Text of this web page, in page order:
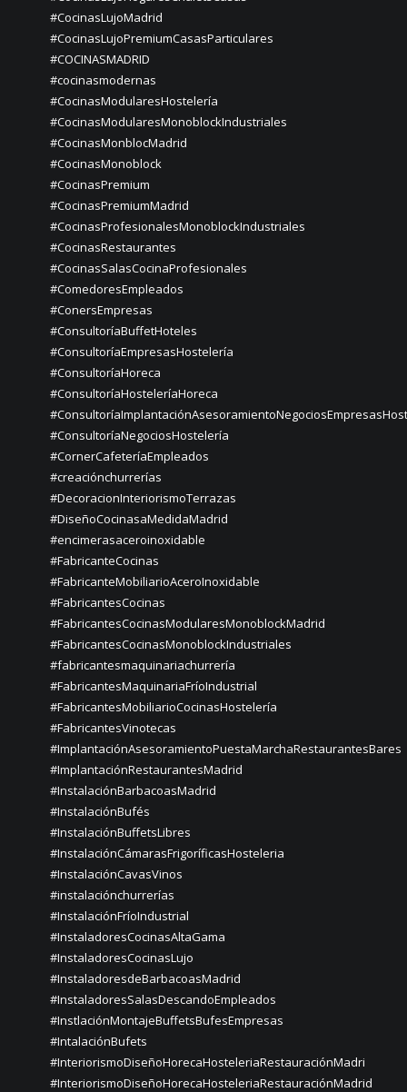
#CocinasLujoMadrid
#CocinasLujoPremiumCasasParticulares
#COCINASMADRID
#cocinasmodernas
#CocinasModularesHostelería
#CocinasModularesMonoblockIndustriales
#CocinasMonblocMadrid
#CocinasMonoblock
#CocinasPremium
#CocinasPremiumMadrid
#CocinasProfesionalesMonoblockIndustriales
#CocinasRestaurantes
#CocinasSalasCocinaProfesionales
#ComedoresEmpleados
#ConersEmpresas
#ConsultoríaBuffetHoteles
#ConsultoríaEmpresasHostelería
#ConsultoríaHoreca
#ConsultoríaHosteleríaHoreca
#ConsultoríaNegociosHostelería
#CornerCafeteríaEmpleados
#creaciónchurrerías
#DecoracionInteriorismoTerrazas
#DiseñoCocinasaMedidaMadrid
#encimerasaceroinoxidable
#FabricanteCocinas
#FabricanteMobiliarioAceroInoxidable
#FabricantesCocinas
#FabricantesCocinasModularesMonoblockMadrid
#FabricantesCocinasMonoblockIndustriales
#fabricantesmaquinariachurrería
#FabricantesMaquinariaFríoIndustrial
#FabricantesMobiliarioCocinasHostelería
#FabricantesVinotecas
#ImplantaciónAsesoramientoPuestaMarchaRestaurantesBares
#ImplantaciónRestaurantesMadrid
#InstalaciónBarbacoasMadrid
#InstalaciónBufés
#InstalaciónBuffetsLibres
#InstalaciónCámarasFrigoríficasHosteleria
#InstalaciónCavasVinos
#instalaciónchurrerías
#InstalaciónFríoIndustrial
#InstaladoresCocinasAltaGama
#InstaladoresCocinasLujo
#InstaladoresdeBarbacoasMadrid
#InstaladoresSalasDescandoEmpleados
#InstlaciónMontajeBuffetsBufesEmpresas
#IntalaciónBufets
#InteriorismoDiseñoHorecaHosteleriaRestauraciónMadri
#InteriorismoDiseñoHorecaHosteleriaRestauraciónMadrid